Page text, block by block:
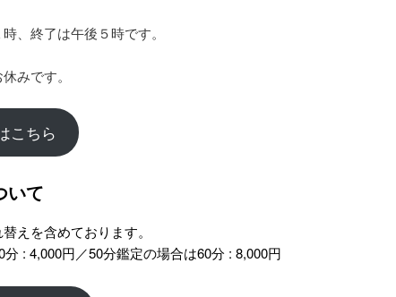
、終了は午後５時です。
みです。
こちら
いて
えを含めております。
: 4,000円／50分鑑定の場合は60分 : 8,000円